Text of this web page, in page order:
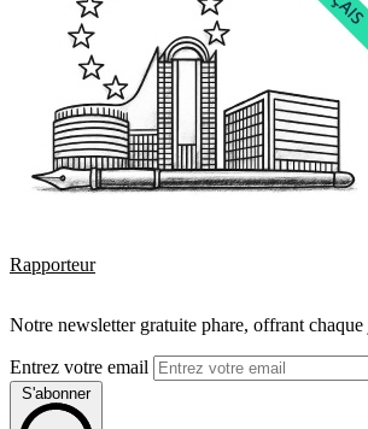
Rapporteur
Notre newsletter gratuite phare, offrant
Entrez votre email
S'abonner